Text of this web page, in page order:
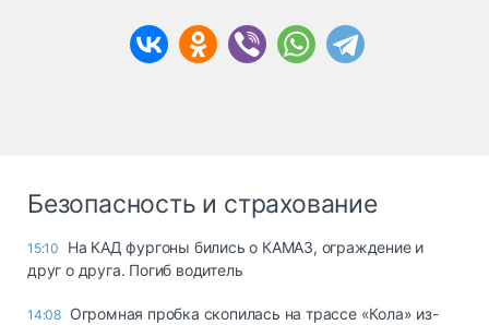
Безопасность и страхование
15:10
На КАД фургоны бились о КАМАЗ, ограждение и
друг о друга. Погиб водитель
14:08 Огромная пробка скопилась на трассе «Кола» из-